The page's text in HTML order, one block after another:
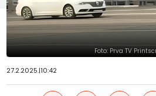
Foto: Prva TV
27.2.2025.|10:42